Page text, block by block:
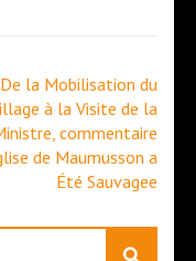
De la Mobilisation du
à la Visite de la
commentaire
de Maumusson a
Été Sauvagee